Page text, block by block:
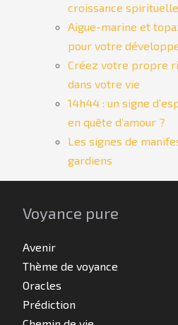
croissance spirituelle
Aigue-marine et
pour votre
Créez votre propre
dans votre vie
14h44 : un signe
en quête d’amour ?
Les signes de
gardiens
Voyance pure
Avenir
Thème de voyance
Oracles
Prédiction